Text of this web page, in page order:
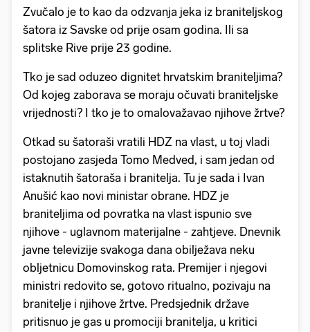
Zvučalo je to kao da odzvanja jeka iz braniteljskog
šatora iz Savske od prije osam godina. Ili sa
splitske Rive prije 23 godine.
Tko je sad oduzeo dignitet hrvatskim braniteljima?
Od kojeg zaborava se moraju očuvati braniteljske
vrijednosti? I tko je to omalovažavao njihove žrtve?
Otkad su šatoraši vratili HDZ na vlast, u toj vladi
postojano zasjeda Tomo Medved, i sam jedan od
istaknutih šatoraša i branitelja. Tu je sada i Ivan
Anušić kao novi ministar obrane. HDZ je
braniteljima od povratka na vlast ispunio sve
njihove - uglavnom materijalne - zahtjeve. Dnevnik
javne televizije svakoga dana obilježava neku
obljetnicu Domovinskog rata. Premijer i njegovi
ministri redovito se, gotovo ritualno, pozivaju na
branitelje i njihove žrtve. Predsjednik države
pritisnuo je gas u promociji branitelja, u kritici